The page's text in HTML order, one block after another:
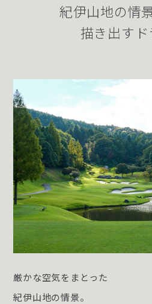
紀伊山地の情
描き出すド
厳かな空気をまとった
紀伊山地の情景。